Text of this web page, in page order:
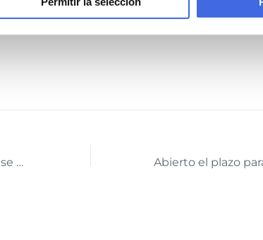
www.fega.gob.es/es/content/siex
Los agricultores aragoneses se enfrentan a la siembra más complicada de los últimos 30 años.